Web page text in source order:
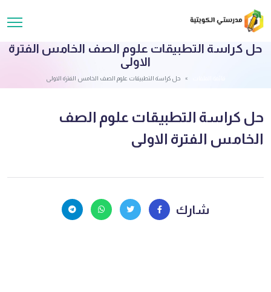
حل كراسة التطبيقات علوم الصف الخامس الفترة
الاولى
حل كراسة التطبيقات علوم الصف الخامس الفترة الاولى
حل كراسة التطبيقات علوم الصف
الخامس الفترة الاولى
شارك